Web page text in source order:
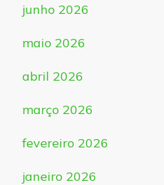
junho 2026
maio 2026
abril 2026
março 2026
fevereiro 2026
janeiro 2026